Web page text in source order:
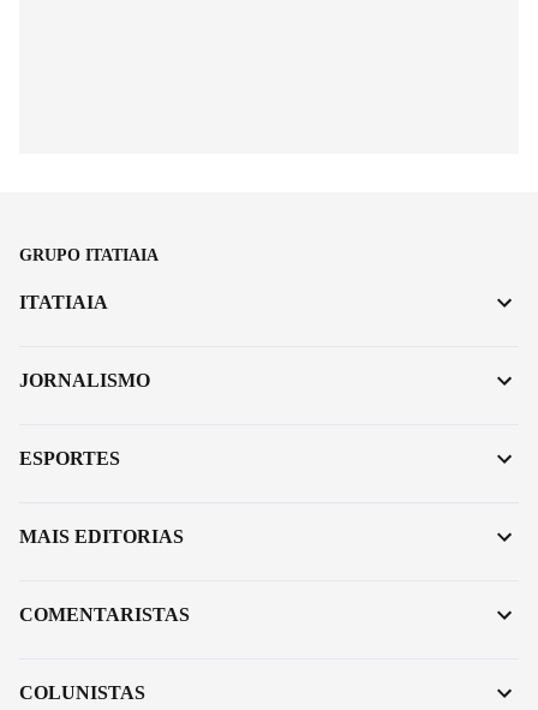
GRUPO ITATIAIA
ITATIAIA
JORNALISMO
ESPORTES
MAIS EDITORIAS
COMENTARISTAS
COLUNISTAS